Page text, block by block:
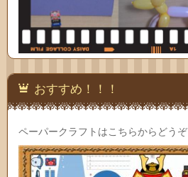
おすすめ！！！
ペーパークラフトはこちらからどうぞ